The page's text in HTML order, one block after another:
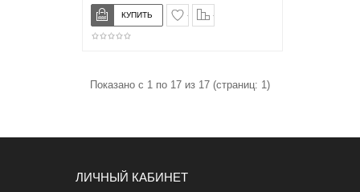
в закладки
Показано с 1 по 17 из 17 (страниц: 1)
ЛИЧНЫЙ КАБИНЕТ